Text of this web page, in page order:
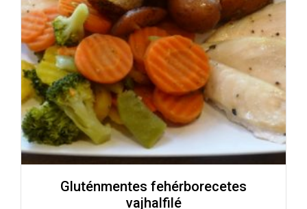
Gluténmentes fehérborecetes
vajhalfilé